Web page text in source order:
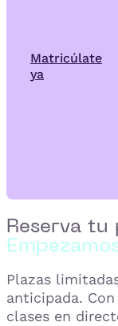
Matricúlate
ya
Reserva tu
Plazas
anticipada.
clases en